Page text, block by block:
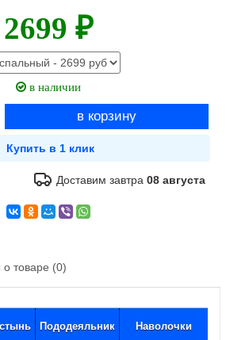
2699 ₽
в наличии
Доставим завтра08 августа
товаре (0)
Пододеяльник Наволочки